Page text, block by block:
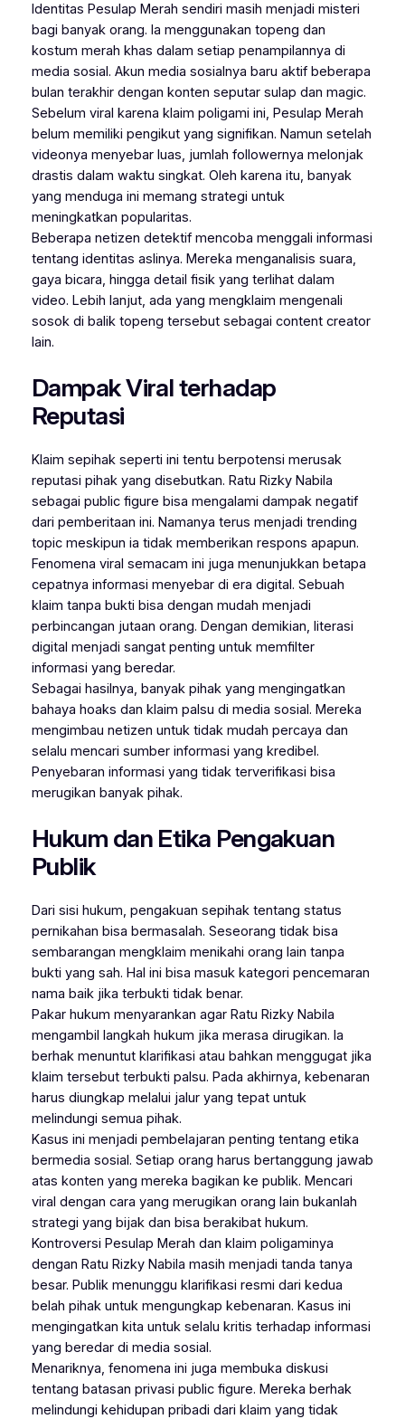
Identitas Pesulap Merah sendiri masih menjadi misteri
bagi banyak orang. Ia menggunakan topeng dan
kostum merah khas dalam setiap penampilannya di
media sosial. Akun media sosialnya baru aktif beberapa
bulan terakhir dengan konten seputar sulap dan magic.
Sebelum viral karena klaim poligami ini, Pesulap Merah
belum memiliki pengikut yang signifikan. Namun setelah
videonya menyebar luas, jumlah followernya melonjak
drastis dalam waktu singkat. Oleh karena itu, banyak
yang menduga ini memang strategi untuk
meningkatkan popularitas.
Beberapa netizen detektif mencoba menggali informasi
tentang identitas aslinya. Mereka menganalisis suara,
gaya bicara, hingga detail fisik yang terlihat dalam
video. Lebih lanjut, ada yang mengklaim mengenali
sosok di balik topeng tersebut sebagai content creator
lain.
Dampak Viral terhadap
Reputasi
Klaim sepihak seperti ini tentu berpotensi merusak
reputasi pihak yang disebutkan. Ratu Rizky Nabila
sebagai public figure bisa mengalami dampak negatif
dari pemberitaan ini. Namanya terus menjadi trending
topic meskipun ia tidak memberikan respons apapun.
Fenomena viral semacam ini juga menunjukkan betapa
cepatnya informasi menyebar di era digital. Sebuah
klaim tanpa bukti bisa dengan mudah menjadi
perbincangan jutaan orang. Dengan demikian, literasi
digital menjadi sangat penting untuk memfilter
informasi yang beredar.
Sebagai hasilnya, banyak pihak yang mengingatkan
bahaya hoaks dan klaim palsu di media sosial. Mereka
mengimbau netizen untuk tidak mudah percaya dan
selalu mencari sumber informasi yang kredibel.
Penyebaran informasi yang tidak terverifikasi bisa
merugikan banyak pihak.
Hukum dan Etika Pengakuan
Publik
Dari sisi hukum, pengakuan sepihak tentang status
pernikahan bisa bermasalah. Seseorang tidak bisa
sembarangan mengklaim menikahi orang lain tanpa
bukti yang sah. Hal ini bisa masuk kategori pencemaran
nama baik jika terbukti tidak benar.
Pakar hukum menyarankan agar Ratu Rizky Nabila
mengambil langkah hukum jika merasa dirugikan. Ia
berhak menuntut klarifikasi atau bahkan menggugat jika
klaim tersebut terbukti palsu. Pada akhirnya, kebenaran
harus diungkap melalui jalur yang tepat untuk
melindungi semua pihak.
Kasus ini menjadi pembelajaran penting tentang etika
bermedia sosial. Setiap orang harus bertanggung jawab
atas konten yang mereka bagikan ke publik. Mencari
viral dengan cara yang merugikan orang lain bukanlah
strategi yang bijak dan bisa berakibat hukum.
Kontroversi Pesulap Merah dan klaim poligaminya
dengan Ratu Rizky Nabila masih menjadi tanda tanya
besar. Publik menunggu klarifikasi resmi dari kedua
belah pihak untuk mengungkap kebenaran. Kasus ini
mengingatkan kita untuk selalu kritis terhadap informasi
yang beredar di media sosial.
Menariknya, fenomena ini juga membuka diskusi
tentang batasan privasi public figure. Mereka berhak
melindungi kehidupan pribadi dari klaim yang tidak